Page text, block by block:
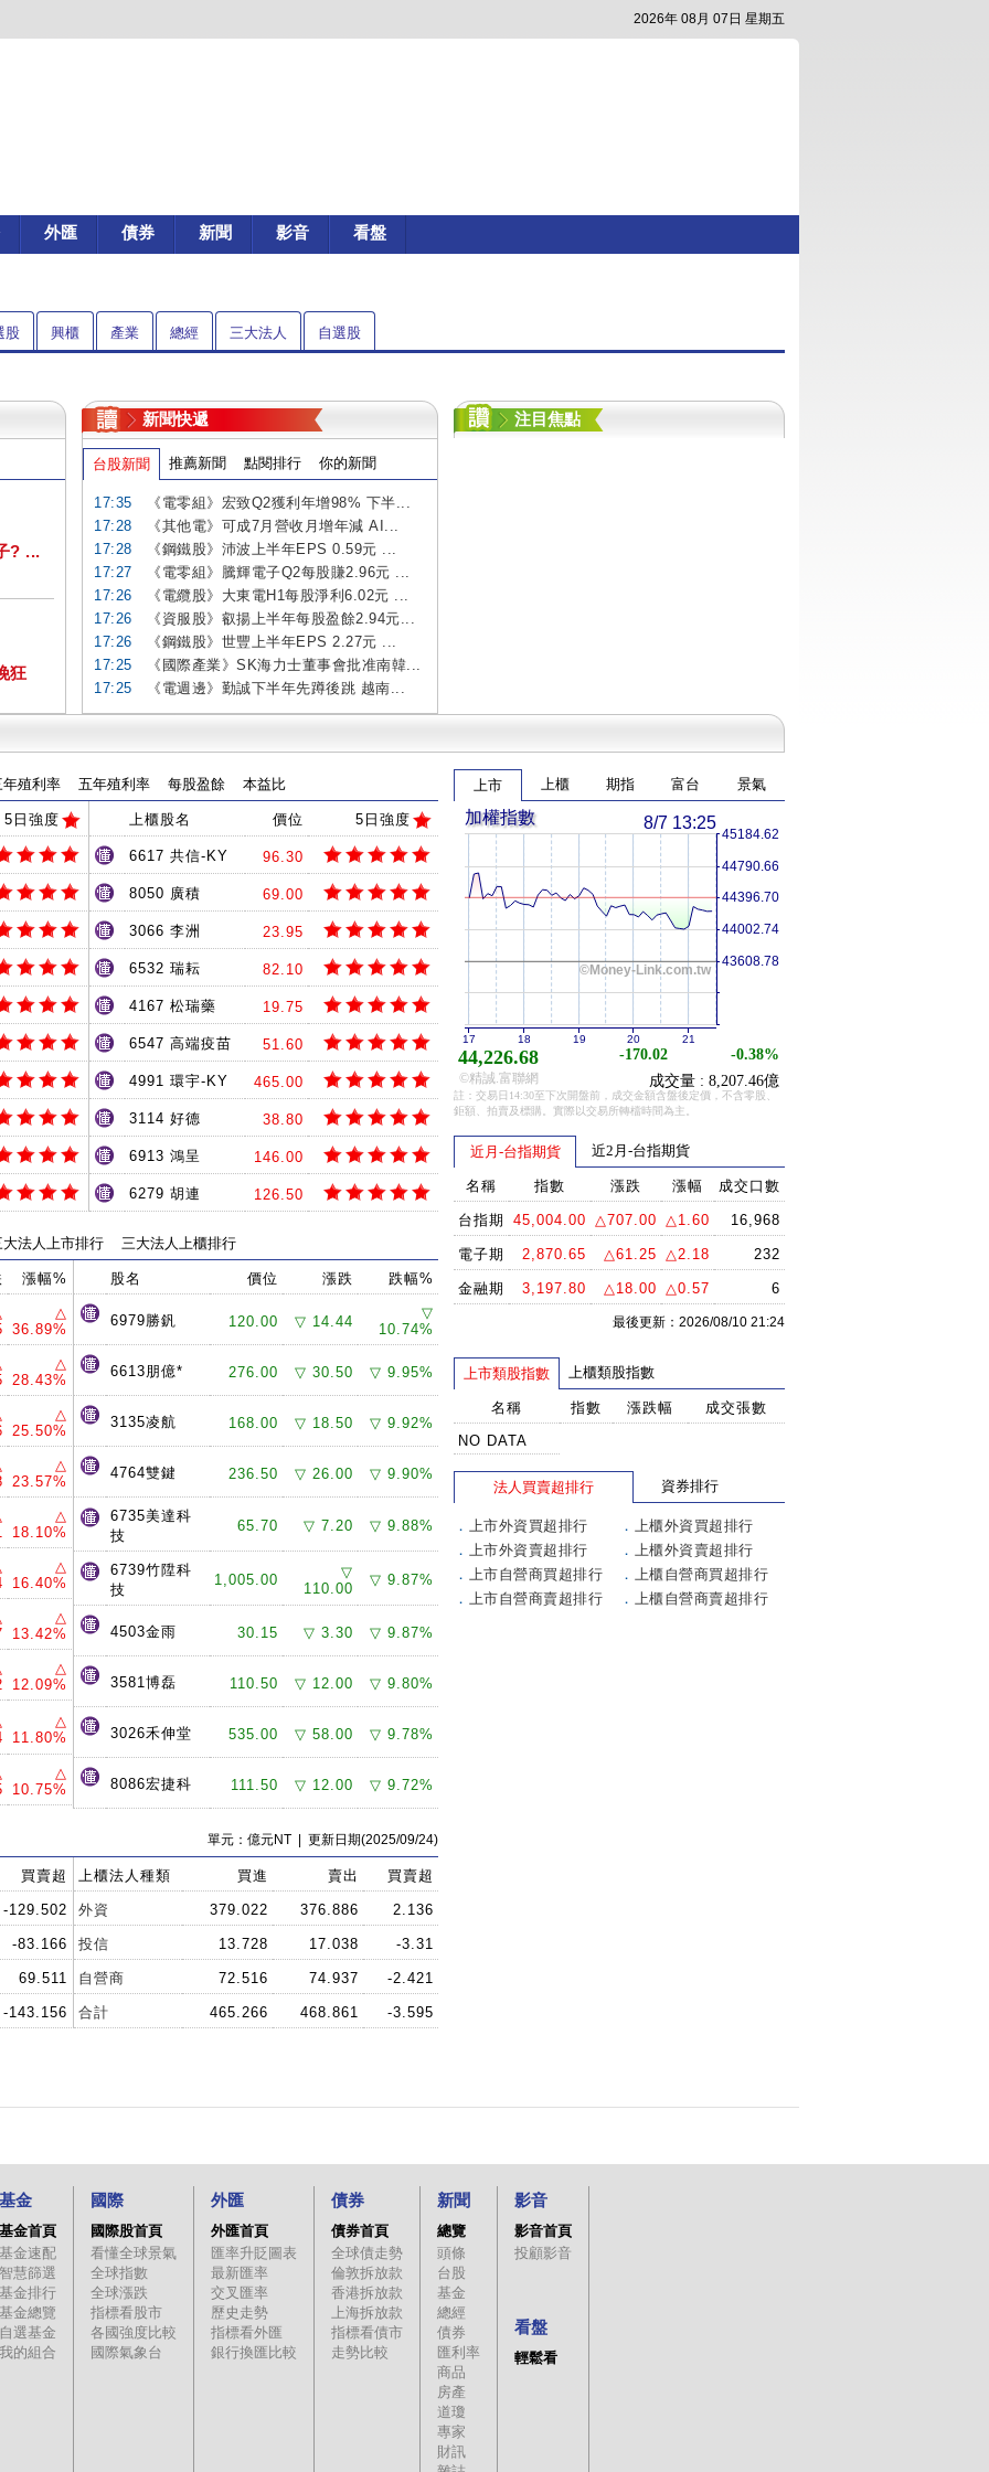
2026年 08月 07日 星期五
外匯 債券 新聞 影音 看盤
股 興櫃 產業 總經 三大法人 自選股
? ...
狂
新聞快遞
台股新聞 推薦新聞 點閱排行 你的新聞
17:35
《電零組》宏致Q2獲利年增98% 下半...
17:28
《其他電》可成7月營收月增年減 AI...
17:28
《鋼鐵股》沛波上半年EPS 0.59元 ...
17:27
《電零組》騰輝電子Q2每股賺2.96元 ...
17:26
《電纜股》大東電H1每股淨利6.02元 ...
17:26
《資服股》叡揚上半年每股盈餘2.94元...
17:26
《鋼鐵股》世豐上半年EPS 2.27元 ...
17:25
《國際產業》SK海力士董事會批准南韓...
17:25
《電週邊》勤誠下半年先蹲後跳 越南...
注目焦點
年殖利率 五年殖利率 每股盈餘 本益比
5日強度 上櫃股名 價位 5日強度
6617 共信-KY 96.30
8050 廣積 69.00
3066 李洲 23.95
6532 瑞耘 82.10
4167 松瑞藥 19.75
6547 高端疫苗 51.60
4991 環宇-KY 465.00
3114 好德 38.80
6913 鴻呈 146.00
6279 胡連 126.50
大法人上市排行 三大法人上櫃排行
漲幅%
△
36.89%
△
28.43%
△
25.50%
△
23.57%
△
18.10%
△
16.40%
△
13.42%
△
12.09%
△
11.80%
△
10.75%
股名 價位 漲跌 跌幅%
6979勝釩 120.00 ▽ 14.44
▽
10.74%
6613朋億* 276.00 ▽ 30.50 ▽ 9.95%
3135凌航 168.00 ▽ 18.50 ▽ 9.92%
4764雙鍵 236.50 ▽ 26.00 ▽ 9.90%
6735美達科
技
65.70 ▽ 7.20 ▽ 9.88%
6739竹陞科
技
1,005.00
▽
110.00
▽ 9.87%
4503金雨 30.15 ▽ 3.30 ▽ 9.87%
3581博磊 110.50 ▽ 12.00 ▽ 9.80%
3026禾伸堂 535.00 ▽ 58.00 ▽ 9.78%
8086宏捷科 111.50 ▽ 12.00 ▽ 9.72%
單元：億元NT | 更新日期(2025/09/24)
買賣超
-129.502
-83.166
69.511
-143.156
上櫃法人種類 買進 賣出 買賣超
外資 379.022 376.886 2.136
投信 13.728 17.038 -3.31
自營商 72.516 74.937 -2.421
合計 465.266 468.861 -3.595
上市 上櫃 期指 富台 景氣
©Money-Link.com.tw
8/7 13:25
44,226.68 -170.02
-0.38%
成交量 : 8,207.46億
加權指數
17 18 19 20 21
©精誠.富聯網
43608.78
44002.74
44396.70
44790.66
45184.62
註：交易日14:30至下次開盤前，成交金額含盤後定價，不含零股、
鉅額、拍賣及標購。實際以交易所轉檔時間為主。
近月-台指期貨 近2月-台指期貨
名稱 指數 漲跌 漲幅 成交口數
台指期 45,004.00 △707.00 △1.60 16,968
電子期 2,870.65 △61.25 △2.18 232
金融期 3,197.80 △18.00 △0.57 6
最後更新：2026/08/10 21:24
上市類股指數 上櫃類股指數
名稱 指數 漲跌幅
成交張數
NO DATA
法人買賣超排行 資券排行
． 上市外資買超排行
． 上市外資賣超排行
． 上市自營商買超排行
． 上市自營商賣超排行
． 上櫃外資買超排行
． 上櫃外資賣超排行
． 上櫃自營商買超排行
． 上櫃自營商賣超排行
基金
基金首頁
基金速配
智慧篩選
基金排行
基金總覽
自選基金
我的組合
國際
國際股首頁
看懂全球景氣
全球指數
全球漲跌
指標看股市
各國強度比較
國際氣象台
外匯
外匯首頁
匯率升貶圖表
最新匯率
交叉匯率
歷史走勢
指標看外匯
銀行換匯比較
債券
債券首頁
全球債走勢
倫敦拆放款
香港拆放款
上海拆放款
指標看債市
走勢比較
新聞
總覽
頭條
台股
基金
總經
債券
匯利率
商品
房產
道瓊
專家
財訊
影音
影音首頁
投顧影音
看盤
輕鬆看